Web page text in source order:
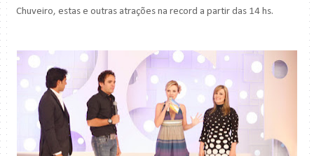
Chuveiro, estas e outras atrações narecord a partir das 14 hs.